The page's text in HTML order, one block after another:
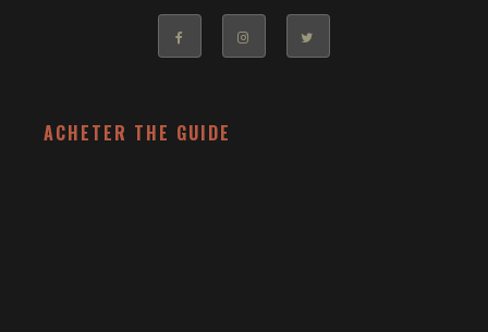
ACHETER THE GUIDE